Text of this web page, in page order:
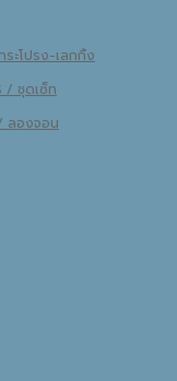
ะโปรง-เลกกิ้ง
/ ชุดเซ็ท
/ ลองจอน